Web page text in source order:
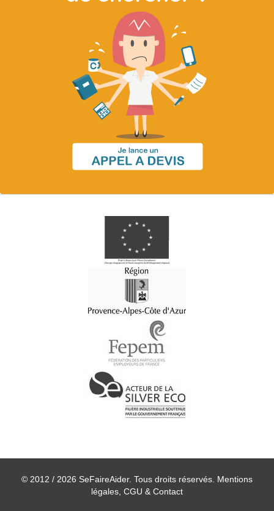
© 2012 / 2026 SeFaireAider. Tous droits réservés. Mentions
légales, CGU & Contact